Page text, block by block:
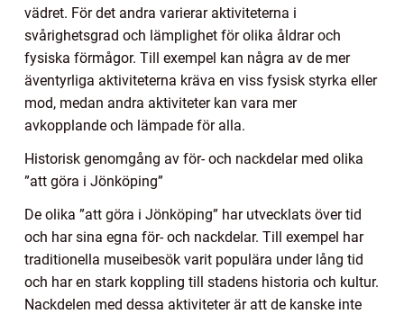
vädret. För det andra varierar aktiviteterna i
svårighetsgrad och lämplighet för olika åldrar och
fysiska förmågor. Till exempel kan några av de mer
äventyrliga aktiviteterna kräva en viss fysisk styrka eller
mod, medan andra aktiviteter kan vara mer
avkopplande och lämpade för alla.
Historisk genomgång av för- och nackdelar med olika
”att göra i Jönköping”
De olika ”att göra i Jönköping” har utvecklats över tid
och har sina egna för- och nackdelar. Till exempel har
traditionella museibesök varit populära under lång tid
och har en stark koppling till stadens historia och kultur.
Nackdelen med dessa aktiviteter är att de kanske inte